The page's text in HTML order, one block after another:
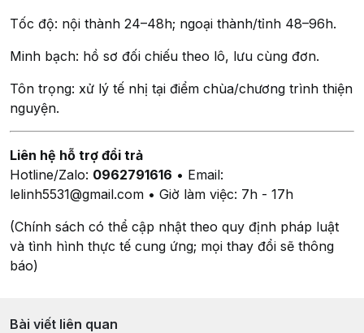
Tốc độ: nội thành 24–48h; ngoại thành/tỉnh 48–96h.
Minh bạch: hồ sơ đối chiếu theo lô, lưu cùng đơn.
Tôn trọng: xử lý tế nhị tại điểm chùa/chương trình thiện
nguyện.
Liên hệ hỗ trợ đổi trả
Hotline/Zalo: 0962791616 • Email:
lelinh5531@gmail.com • Giờ làm việc: 7h - 17h
(Chính sách có thể cập nhật theo quy định pháp luật
và tình hình thực tế cung ứng; mọi thay đổi sẽ thông
báo)
Bài viết liên quan